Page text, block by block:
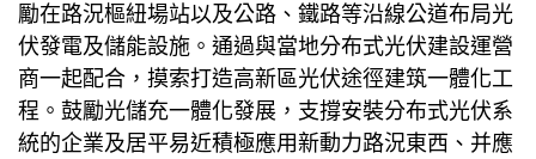
勵在路況樞紐場站以及公路、鐵路等沿線公道布局光
伏發電及儲能設施。通過與當地分布式光伏建設運營
商一起配合，摸索打造高新區光伏途徑建筑一體化工
程。鼓勵光儲充一體化發展，支撐安裝分布式光伏系
統的企業及居平易近積極應用新動力路況東西、并應